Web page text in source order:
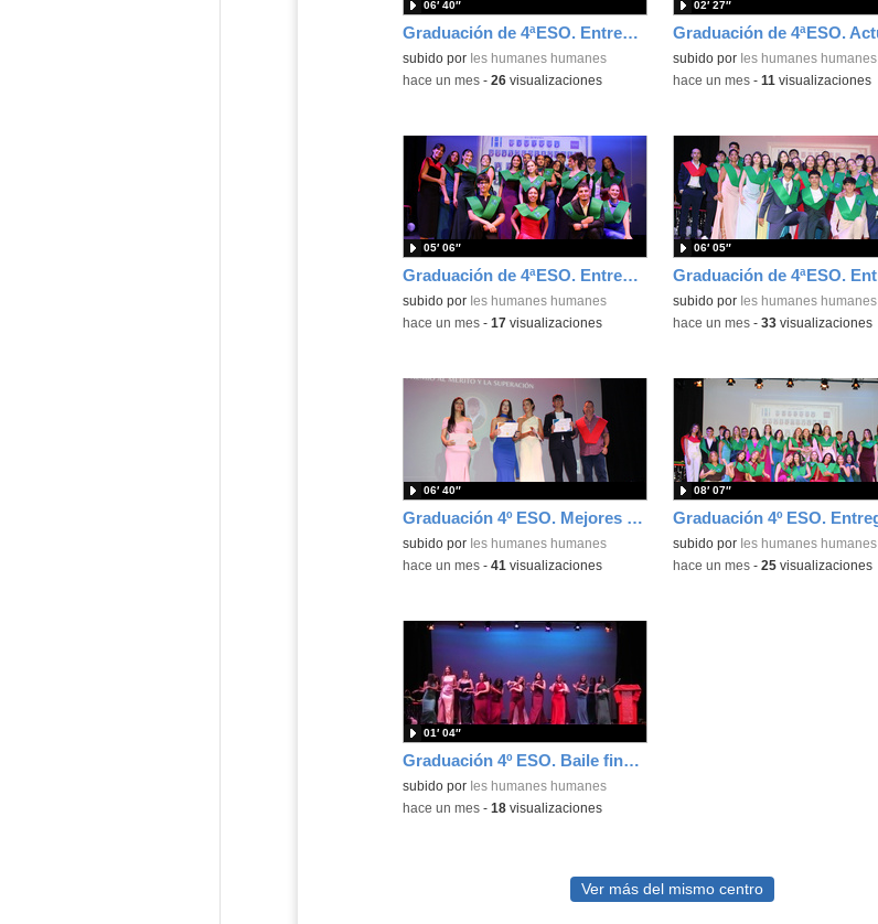
Graduación de 4ªESO. Entrega de bandas 4ºE
subido por Ies humanes humanes
06′ 40″
-hace un mes- 26visualizaciones
subido por Ies humanes humanes
02′ 27″
-hace un mes- 11 visualizaciones
Graduación de 4ªESO. Entrega de bandas 4ºD
subido por Ies humanes humanes
05′ 06″
-hace un mes- 17 visualizaciones
subido por Ies humanes humanes
06′ 05″
-hace un mes- 33visualizaciones
Graduación 4º ESO. Mejores expedientes
subido por Ies humanes humanes
06′ 40″
-hace un mes- 41 visualizaciones
subido por Ies humanes humanes
08′ 07″
-hace un mes- 25visualizaciones
Graduación 4º ESO. Baile final alumnos
subido por Ies humanes humanes
01′ 04″
-hace un mes- 18visualizaciones
Ver más del mismo centro